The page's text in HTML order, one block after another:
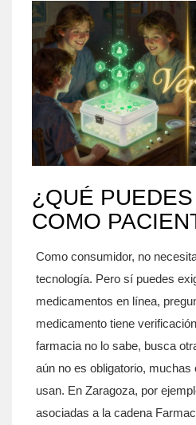
¿QUÉ
COMO
Como consumidor, no
tecnología. Pero sí puedes
medicamentos en línea,
medicamento tiene
farmacia no lo sabe, busca
aún no es obligatorio,
usan. En Zaragoza, por
asociadas a la cadena